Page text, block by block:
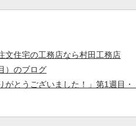
文住宅の工務店なら村田工務店
）のブログ
がとうございました！」第1週目・